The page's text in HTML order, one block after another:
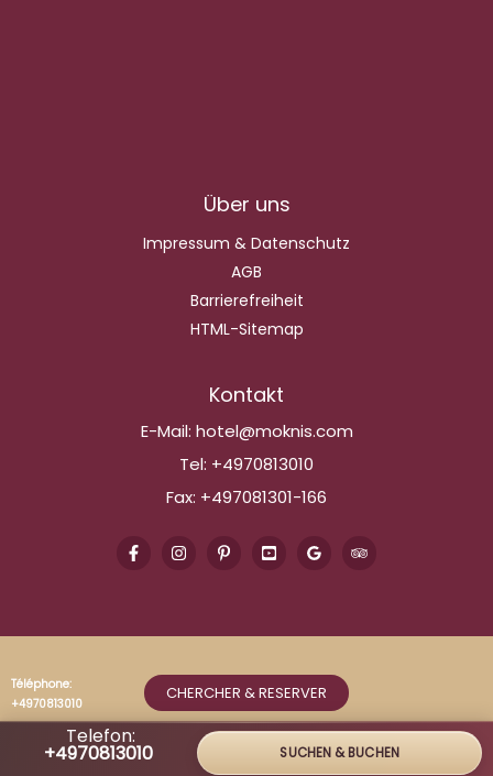
Über uns
Impressum & Datenschutz
AGB
Barrierefreiheit
HTML-Sitemap
Kontakt
E-Mail: hotel@moknis.com
Tel: +4970813010
Fax: +497081301-166
Telefon:
+4970813010 SUCHEN & BUCHEN
Téléphone:
+4970813010
CHERCHER & RESERVER